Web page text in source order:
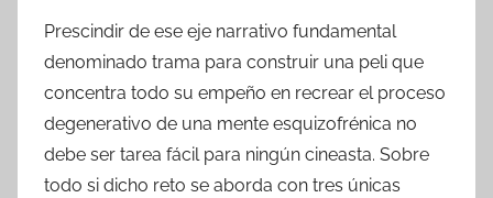
Prescindir de ese eje narrativo fundamental
denominado trama para construir una peli que
concentra todo su empeño en recrear el proceso
degenerativo de una mente esquizofrénica no
debe ser tarea fácil para ningún cineasta. Sobre
todo si dicho reto se aborda con tres únicas